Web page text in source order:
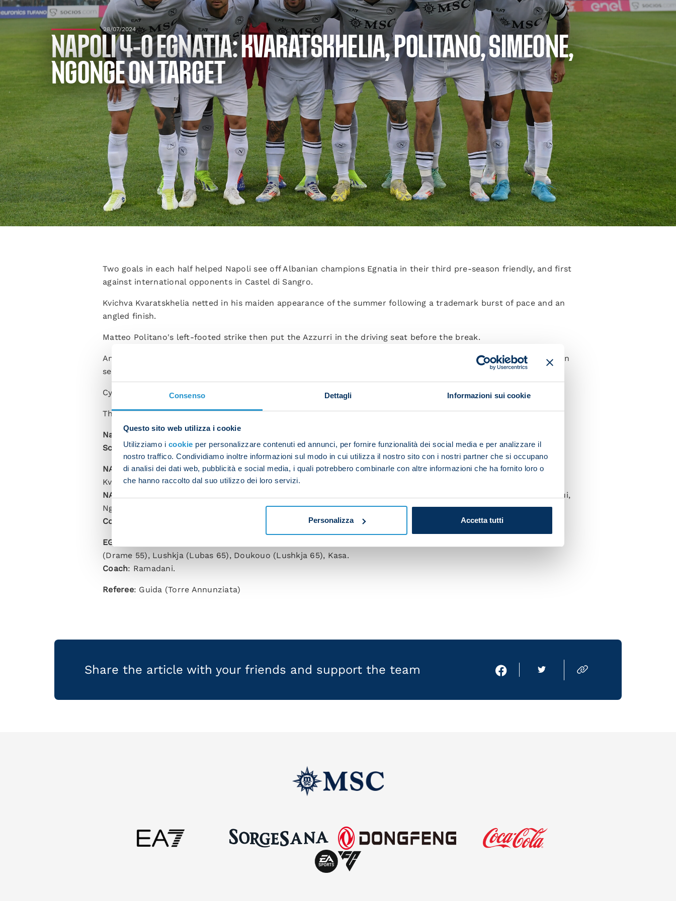
Consenso Dettagli Informazioni sui cookie
Questo sito web utilizza i cookie
Utilizziamo i cookie per personalizzare contenuti ed annunci, per fornire funzionalità dei social media e per analizzare il
nostro traffico. Condividiamo inoltre informazioni sul modo in cui utilizza il nostro sito con i nostri partner che si occupano
di analisi dei dati web, pubblicità e social media, i quali potrebbero combinarle con altre informazioni che ha fornito loro o
che hanno raccolto dal suo utilizzo dei loro servizi.
Personalizza Accetta tutti
28/07/2024
NAPOLI 4-0 EGNATIA: KVARATSKHELIA, POLITANO, SIMEONE,
NGONGE ON TARGET
Two goals in each half helped Napoli see off Albanian champions Egnatia in their third pre-season friendly, and first
against international opponents in Castel di Sangro.
Kvichva Kvaratskhelia netted in his maiden appearance of the summer following a trademark burst of pace and an
angled finish.
Matteo Politano's left-footed strike then put the Azzurri in the driving seat before the break.
Antonio Conte changed the entire line-up except Alessandro Buongiorno at the start of the second half and within
seven minutes of the restart Giovanni Simeone made it 3-0.
Cyril Ngonge completed the scoreline midway through the half with a delightful dinked effort.
The Azzurri will next be in action at the Stadio Patini on Wednesday when Brest will be in town.
Napoli 4-0 Egnatia (HT 2-0)
Scorers: Kvaratskhelia 22, Politano 29, Simeone 52, Ngonge 68.
NAPOLI (first half): Meret; Di Lorenzo, Buongiorno, Natan, Mazzocchi, Anguissa, Lobotka, Spinazzola, Politano,
Kvaratskhelia, Cheddira.
NAPOLI (second half)
: Caprile, Marin, Buongiorno, Juan Jesus, Zerbin, Folorunsho, Iaccarino (Cajuste 77), Mario Rui,
Ngonge, Raspadori, Simeone.
Coach
EGNATIA
(Drame 55), Lushkja (Lubas 65), Doukouo (Lushkja 65), Kasa.
Coach: Ramadani.
Referee: Guida (Torre Annunziata)
Share the article with your friends and support the team